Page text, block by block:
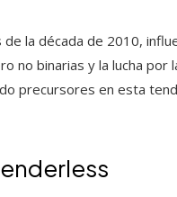
la década de 2010,
no binarias y la lucha por
precursores en esta